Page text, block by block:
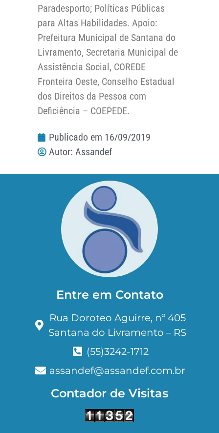
Paradesporto; Políticas Públicas
para Altas Habilidades. Apoio:
Prefeitura Municipal de Santana do
Livramento, Secretaria Municipal de
Assistência Social, COREDE
Fronteira Oeste, Conselho Estadual
dos Direitos da Pessoa com
Deficiência – COEPEDE.
Publicado em 16/09/2019
Autor: Assandef
Entre em Contato
Rua Doroteo Aguirre, nº 405
Santana do Livramento – RS
(55)3242-1712
assandef@assandef.com.br
Contador de Visitas